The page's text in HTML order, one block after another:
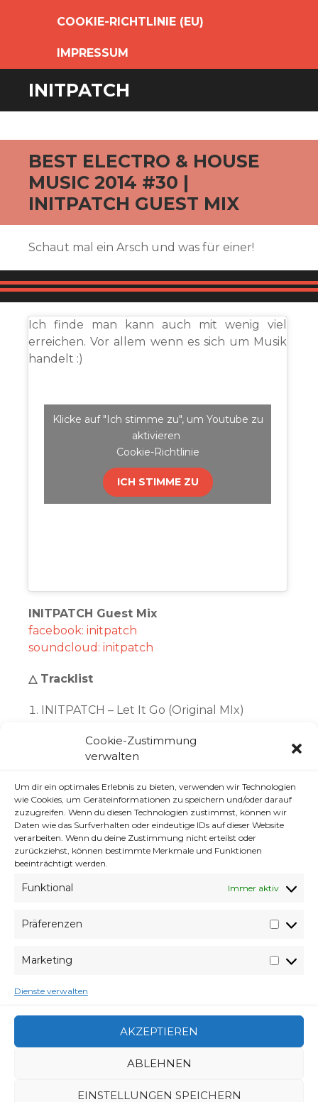
Cookie-Zustimmung
verwalten
Um dir ein optimales Erlebnis zu bieten, verwenden wir Technologien
wie Cookies, um Geräteinformationen zu speichern und/oder darauf
zuzugreifen. Wenn du diesen Technologien zustimmst, können wir
Daten wie das Surfverhalten oder eindeutige IDs auf dieser Website
verarbeiten. Wenn du deine Zustimmung nicht erteilst oder
zurückziehst, können bestimmte Merkmale und Funktionen
beeinträchtigt werden.
Funktional Immer aktiv
Präferenzen
Marketing
Dienste verwalten
AKZEPTIEREN
ABLEHNEN
EINSTELLUNGEN SPEICHERN
COOKIE-RICHTLINIE (EU)
IMPRESSUM
INITPATCH
BEST ELECTRO & HOUSE
MUSIC 2014 #30 |
INITPATCH GUEST MIX
Schaut mal ein Arsch und was für einer!
Ich finde man kann auch mit wenig viel
erreichen. Vor allem wenn es sich um Musik
handelt :)
Klicke auf "Ich stimme zu", um Youtube zu
aktivieren
Cookie-Richtlinie
ICH STIMME ZU
INITPATCH Guest Mix
facebook: initpatch
soundcloud: initpatch
△ Tracklist
INITPATCH – Let It Go (Original MIx)
INITPATCH – Weird (Original Mix)
INITPATCH – Plastic Patch (Original Mix)
INITPATCH ft. Gerrit – Wet Hair (Original
Mix)
INITPATCH feat. Malua – Revolution
(Original Mix)
INITPATCH feat. Malua –
RevolutionBigroomedit (unreleased Original
INITPATCH – YOU (Original Mix)
Remix)
(ViaYoutube
VERABREDUNG
9. APRIL 2014
INITPATCH,PROGRESSIVE,REMIX